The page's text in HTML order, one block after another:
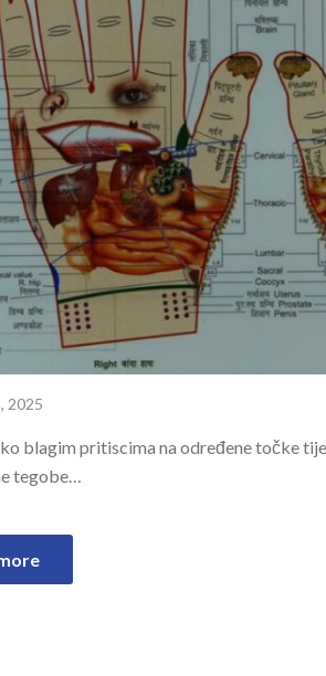
2025
blagim pritiscima na određene točke
tegobe…